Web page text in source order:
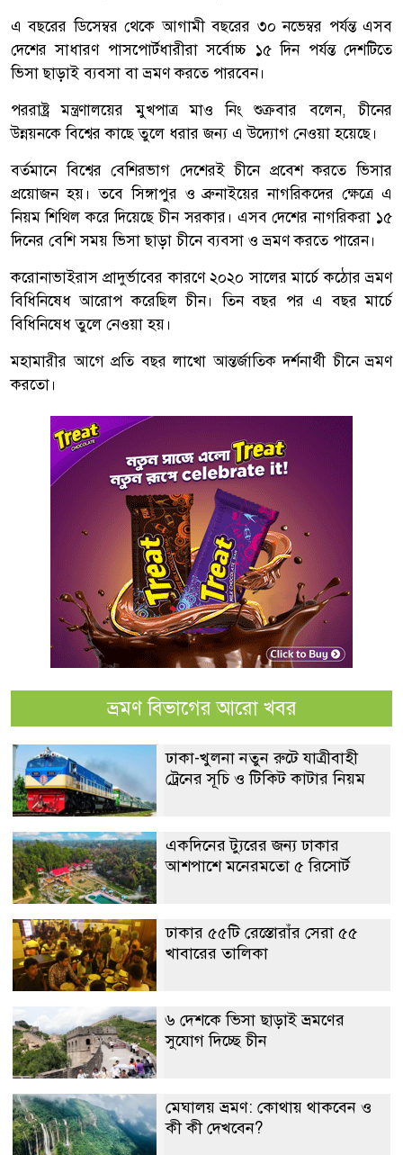
এ বছরের ডিসেম্বর থেকে আগামী বছরের ৩০ নভেম্বর পর্যন্ত এসব
দেশের সাধারণ পাসপোর্টধারীরা সর্বোচ্চ ১৫ দিন পর্যন্ত দেশটিতে
ভিসা ছাড়াই ব্যবসা বা ভ্রমণ করতে পারবেন।
পররাষ্ট্র মন্ত্রণালয়ের মুখপাত্র মাও নিং শুক্রবার বলেন, চীনের
উন্নয়নকে বিশ্বের কাছে তুলে ধরার জন্য এ উদ্যোগ নেওয়া হয়েছে।
বর্তমানে বিশ্বের বেশিরভাগ দেশেরই চীনে প্রবেশ করতে ভিসার
প্রয়োজন হয়। তবে সিঙ্গাপুর ও ব্রুনাইয়ের নাগরিকদের ক্ষেত্রে এ
নিয়ম শিথিল করে দিয়েছে চীন সরকার। এসব দেশের নাগরিকরা ১৫
দিনের বেশি সময় ভিসা ছাড়া চীনে ব্যবসা ও ভ্রমণ করতে পারেন।
করোনাভাইরাস প্রাদুর্ভাবের কারণে ২০২০ সালের মার্চে কঠোর ভ্রমণ
বিধিনিষেধ আরোপ করেছিল চীন। তিন বছর পর এ বছর মার্চে
বিধিনিষেধ তুলে নেওয়া হয়।
মহামারীর আগে প্রতি বছর লাখো আন্তর্জাতিক দর্শনার্থী চীনে ভ্রমণ
করতো।
ভ্রমণ বিভাগের আরো খবর
ঢাকা-খুলনা নতুন রুটে যাত্রীবাহী
ট্রেনের সূচি ও টিকিট কাটার নিয়ম
একদিনের ট্যুরের জন্য ঢাকার
আশপাশে মনেরমতো ৫ রিসোর্ট
ঢাকার ৫৫টি রেস্তোরাঁর সেরা ৫৫
খাবারের তালিকা
৬ দেশকে ভিসা ছাড়াই ভ্রমণের
সুযোগ দিচ্ছে চীন
মেঘালয় ভ্রমণ: কোথায় থাকবেন ও
কী কী দেখবেন?